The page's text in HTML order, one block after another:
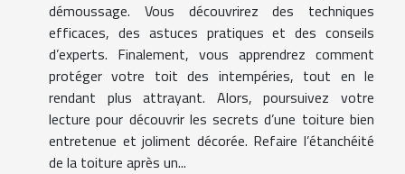
démoussage. Vous découvrirez des techniques
efficaces, des astuces pratiques et des conseils
d’experts. Finalement, vous apprendrez comment
protéger votre toit des intempéries, tout en le
rendant plus attrayant. Alors, poursuivez votre
lecture pour découvrir les secrets d’une toiture bien
entretenue et joliment décorée. Refaire l’étanchéité
de la toiture après un...